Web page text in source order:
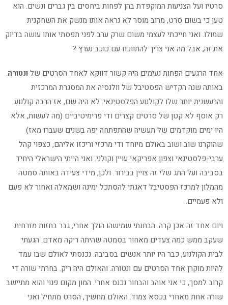
סרטיו ועל הצניעות המוקפדת בהן לפחות ביחסים בין גברים ונשים. הוא
טען כי בשום סרט, מרוב מוסר לא נראה אותו מנשק את השחקנית
שמולו. ואני חייכתי לעצמי משום שרק ערב לפני תפסתי אותו עושה בדיוק
את זה, אבל מה אני צריך להתווכח עם כוכב נערץ ?
אחד הרגעים הפחות נעימים היה קשור דווקא לאחד הסרטים שלונטורה.
באותה שנה הקדיש הפסטיבל של וולנסיה את המסגרת המרכזית
והרעשנית יותר שלו לקולנוע הפלסטינאי. לא היה שם, אז הרבה קולנוע
רק אוסף לא קטן של סרטים קצרים ודי פרימיטיביים (מה לעשות, אלא
היו ימים מוקדמים של תעשיה שהתפתחה יפה בשנים שעברו מאז)
שהוקרנו שוב ושוב באולם מיוחד ודי מרכזי וריכזו אליהם, כצפוי קהל
ערבי-פלסטינאי וצפון אפריקאי עויין וקולני. ואני הייתי הישראלי היחיד
בסביבה ועל התג שלי זה צויין בבירור. ולכן, מידי צעידה באותה סמטה
מהמלון למרכז הפסטיבל דאגתי להסתכל ימינה ושמאלה ואחור לא פעם
ולא פעמיים.
ויום אחד זה אכן קרה. הבחנתי שמישהו הולך אחרי, גבר בחזות מזרחית
שעקב ממש כמה צעדים מאחור בסמטה שהיתה ריקה מאדם. הגעתי
לבית הקולנוע, כבר היו יותר אנשים בסביבה. נכנסתי לאולם שבו עמד
להיות מוקרן אחד הסרטים עם ונטורה. והאולם היה ריק. בחרתי שורה די
קרוב למסך, כי אני אוהב והבחור נכנס אחרי. המון מקום פנוי והוא מתיישב
שורה אחת מאחרי בכסא צמוד. האולם מחשיך, הסרט מתחיל ואני